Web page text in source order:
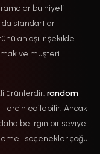
bu niyeti
da standartlar
anlaşılır şekilde
ve müşteri
ürünlerdir; random
tercih edilebilir. Ancak
belirgin bir seviye
seçenekler çoğu